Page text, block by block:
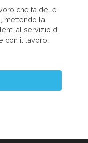
che fa delle
mettendo la
al servizio di
con il lavoro.